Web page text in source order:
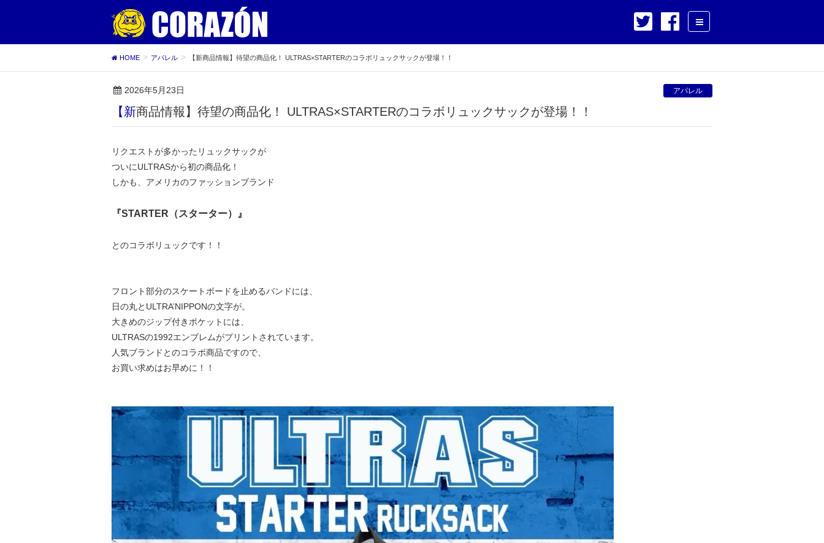
HOME アパレル 【新商品情報】待望の商品化！ ULTRAS×STARTERのコラボリュックサックが登場！！
2026年5月23日 アパレル
【新商品情報】待望の商品化！ ULTRAS×STARTERのコラボリュックサックが登場！！
リクエストが多かったリュックサックが
ついにULTRASから初の商品化！
しかも、アメリカのファッションブランド
『STARTER（スターター）』
とのコラボリュックです！！
フロント部分のスケートボードを止めるバンドには、
日の丸とULTRA’NIPPONの文字が。
大きめのジップ付きポケットには、
ULTRASの1992エンブレムがプリントされています。
人気ブランドとのコラボ商品ですので、
お買い求めはお早めに！！